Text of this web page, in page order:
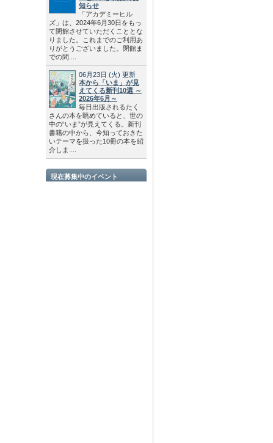
知らせ
「アカデミーヒル
ズ」は、2024年6月30日をもっ
て閉館させていただくこととな
りました。これまでのご利用あ
りがとうございました。閉館ま
での間....
06月23日 (火) 更新
本から「いま」が見
えてくる新刊10選 ～
2026年6月～
毎日出版されるたく
さんの本を眺めていると、世の
中の“いま”が見えてくる。新刊
書籍の中から、今知っておきた
いテーマを扱った10冊の本を紹
介しま....
現在募集中のイベント